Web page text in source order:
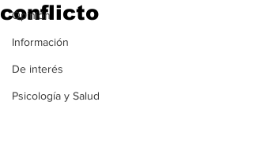
Opinión
Información
De interés
Psicología y Salud
conflicto